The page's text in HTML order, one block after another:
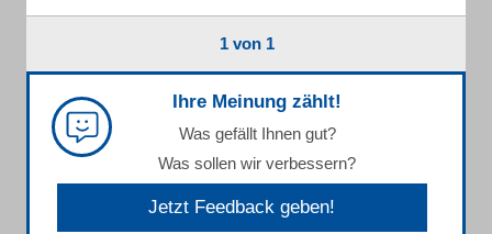
1 von 1
Ihre Meinung zählt!
Was gefällt Ihnen gut?
Was sollen wir verbessern?
Jetzt Feedback geben!